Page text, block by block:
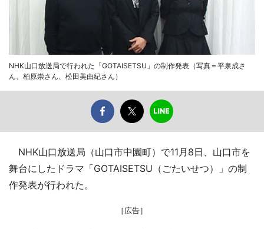
NHK山口放送局で行われた「GOTAISETSU」の制作発表（写真＝平泉成さ
ん、柏原崇さん、松田美由紀さん）
NHK山口放送局（山口市中園町）で11月8日、山口市を
舞台にしたドラマ「GOTAISETSU（ごたいせつ）」の制
作発表が行われた。
［広告］